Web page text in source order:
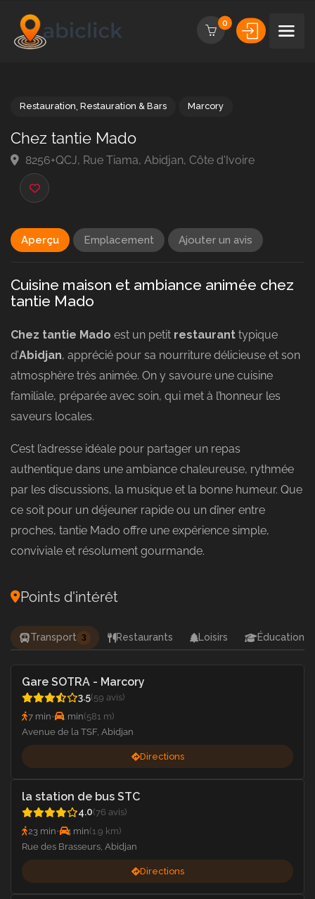
0
Chez tantie Mado
8256+QCJ, Rue Tiama, Abidjan, Côte d'Ivoire
Aperçu Emplacement Ajouter un avis
Cuisine maison et ambiance animée chez
tantie Mado
Chez tantie Mado est un petit restaurant typique
d’Abidjan, apprécié pour sa nourriture délicieuse et son
atmosphère très animée. On y savoure une cuisine
familiale, préparée avec soin, qui met à l’honneur les
saveurs locales.
C’est l’adresse idéale pour partager un repas
authentique dans une ambiance chaleureuse, rythmée
par les discussions, la musique et la bonne humeur. Que
ce soit pour un déjeuner rapide ou un dîner entre
proches, tantie Mado offre une expérience simple,
conviviale et résolument gourmande.
Points d'intérêt
Transport 3 Restaurants Loisirs Éducation
Gare SOTRA - Marcory
3.5(59 avis)
7 min• 1 min(581 m)
Avenue de la TSF, Abidjan
Directions
la station de bus STC
4.0(76 avis)
23 min• 4 min(1.9 km)
Rue des Brasseurs, Abidjan
Directions